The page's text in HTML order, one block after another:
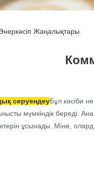
Жаңалықтары
серуендеуБұл кәсіби
мүмкіндік береді.
ұсынады. Міне,